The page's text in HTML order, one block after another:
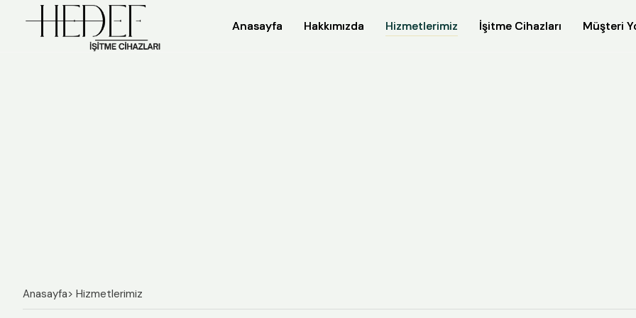
Anasayfa Hakkımızda Hizmetlerimiz İşitme Cihazları Müşteri
Anasayfa Hakkımızda Hizmetlerimiz İşitme Cihazları Müşteri
Anasayfa> Hizmetlerimiz